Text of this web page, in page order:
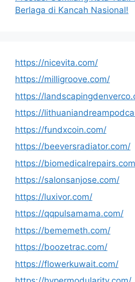
Berlaga di Kancah Nasional!
https://nicevita.com/
https://milligroove.com/
https://
https://
https://fundxcoin.com/
https://beeversradiator.com/
https://
https://salonsanjose.com/
https://luxivor.com/
https://qqpulsamama.com/
https://bememeth.com/
https://boozetrac.com/
https://flowerkuwait.com/